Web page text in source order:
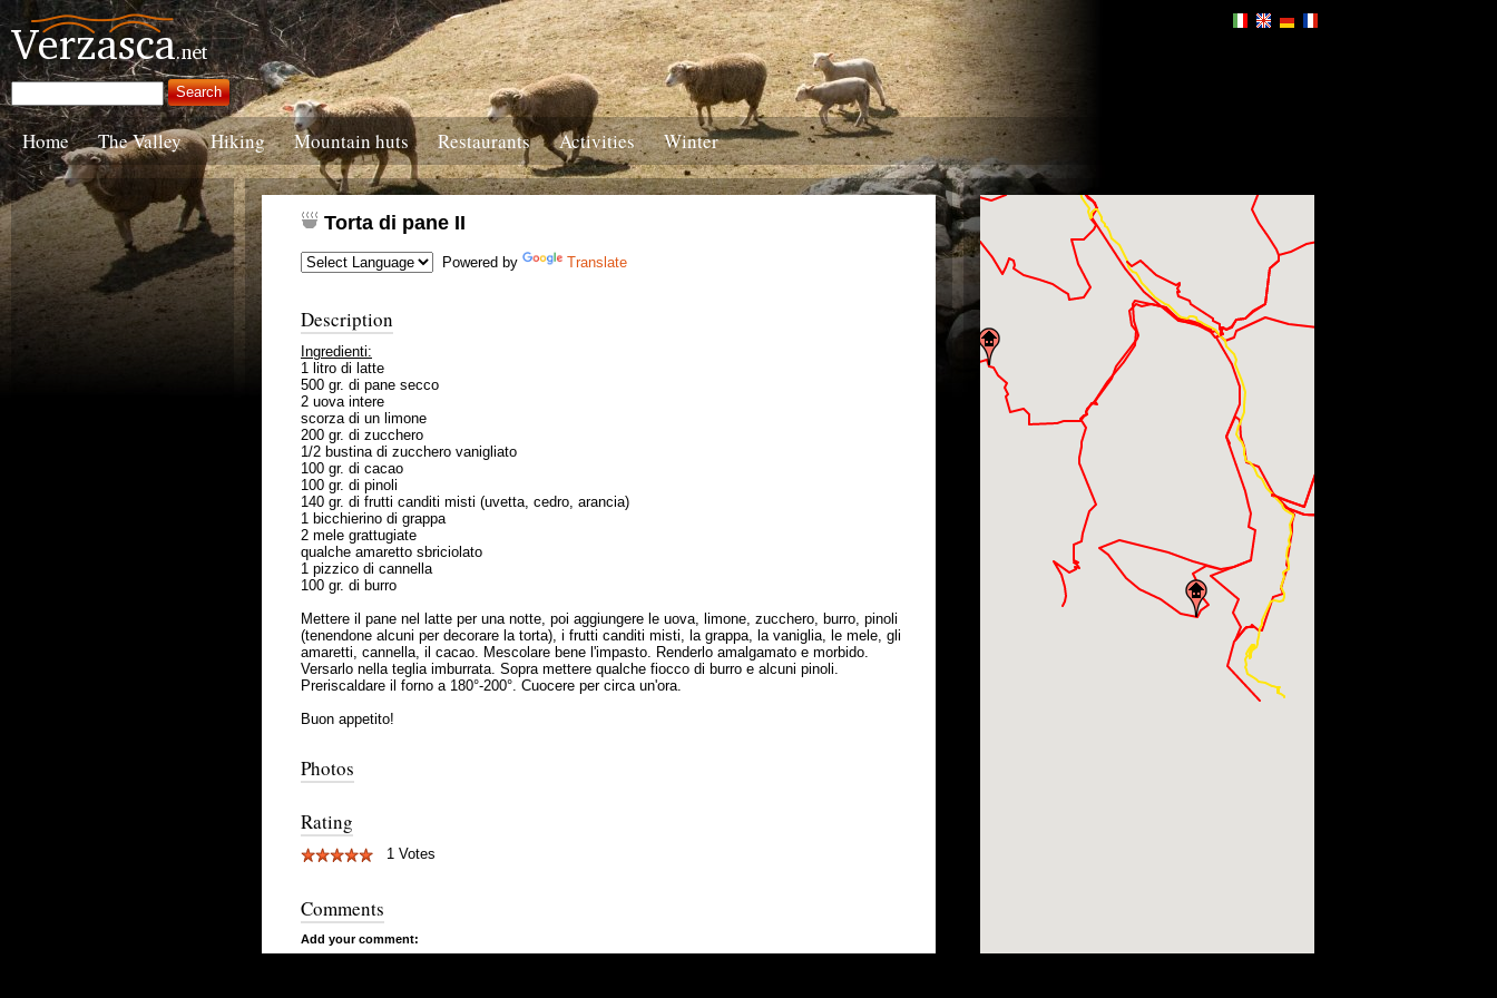
Home The Valley Hiking Mountain huts Restaurants Activities Winter
Torta di pane II
Powered by Translate
Description
Ingredienti:
1 litro di latte
500 gr. di pane secco
2 uova intere
scorza di un limone
200 gr. di zucchero
1/2 bustina di zucchero vanigliato
100 gr. di cacao
100 gr. di pinoli
140 gr. di frutti canditi misti (uvetta, cedro, arancia)
1 bicchierino di grappa
2 mele grattugiate
qualche amaretto sbriciolato
1 pizzico di cannella
100 gr. di burro
Mettere il pane nel latte per una notte, poi aggiungere le uova, limone, zucchero, burro, pinoli
(tenendone alcuni per decorare la torta), i frutti canditi misti, la grappa, la vaniglia, le mele, gli
amaretti, cannella, il cacao. Mescolare bene l'impasto. Renderlo amalgamato e morbido.
Versarlo nella teglia imburrata. Sopra mettere qualche fiocco di burro e alcuni pinoli.
Preriscaldare il forno a 180°-200°. Cuocere per circa un'ora.
Buon appetito!
Photos
Rating
1 Votes
Comments
Add your comment: